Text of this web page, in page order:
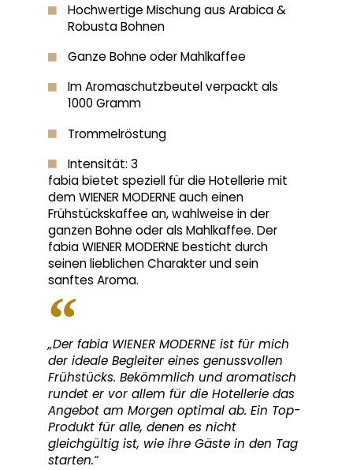
Hochwertige Mischung aus Arabica &
Robusta Bohnen
Ganze Bohne oder Mahlkaffee
Im Aromaschutzbeutel verpackt als
1000 Gramm
Trommelröstung
Intensität: 3
fabia bietet speziell für die Hotellerie mit
dem WIENER MODERNE auch einen
Frühstückskaffee an, wahlweise in der
ganzen Bohne oder als Mahlkaffee. Der
fabia WIENER MODERNE besticht durch
seinen lieblichen Charakter und sein
sanftes Aroma.
„Der fabia WIENER MODERNE ist für mich
der ideale Begleiter eines genussvollen
Frühstücks. Bekömmlich und aromatisch
rundet er vor allem für die Hotellerie das
Angebot am Morgen optimal ab. Ein Top-
Produkt für alle, denen es nicht
gleichgültig ist, wie ihre Gäste in den Tag
starten.“